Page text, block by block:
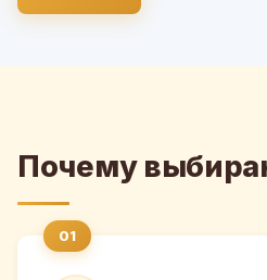
Почему